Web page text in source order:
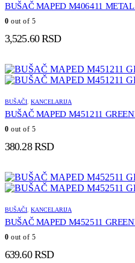
BUŠAČ MAPED M406411
0 out of 5
3,525.60RSD
BUŠAČI KANCELARIJA
BUŠAČ MAPED M451211
0 out of 5
380.28RSD
BUŠAČI KANCELARIJA
BUŠAČ MAPED M452511
0 out of 5
639.60RSD